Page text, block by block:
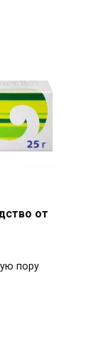
от
пору